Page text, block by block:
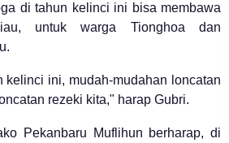
di tahun kelinci ini bisa membawa
untuk warga Tionghoa dan
kelinci ini, mudah-mudahan loncatan
rezeki kita," harap Gubri.
Pekanbaru Muflihun berharap, di